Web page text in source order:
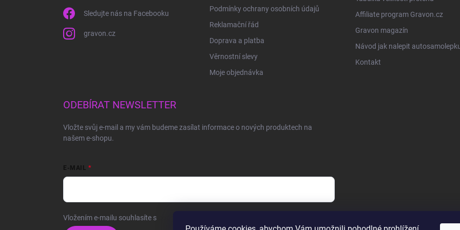
Sledujte nás na Facebooku
gravon.cz
Podmínky ochrany osobních údajů
Reklamační řád
Doprava a platba
Věrnostní slevy
Moje objednávka
Affiliate program Gravon.cz
Gravon magazín
Návod jak nalepit
Kontakt
ODEBÍRAT NEWSLETTER
Vložte svůj e-mail a my vám budeme zasílat informace o nových produktech na
našem e-shopu.
E-MAIL
Vložením e-mailu souhlasíte s